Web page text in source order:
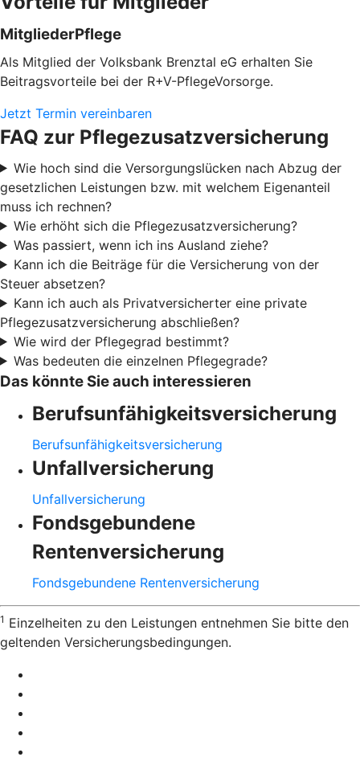
MitgliederPflege
Als Mitglied der Volksbank Brenztal eG erhalten Sie
Beitragsvorteile bei der R+V-PflegeVorsorge.
Jetzt Termin vereinbaren
FAQ zur Pflegezusatzversicherung
Wie hoch sind die Versorgungslücken nach Abzug der
gesetzlichen Leistungen bzw. mit welchem Eigenanteil
muss ich rechnen?
Wie erhöht sich die Pflegezusatzversicherung?
Was passiert, wenn ich ins Ausland ziehe?
Kann ich die Beiträge für die Versicherung von der
Steuer absetzen?
Kann ich auch als Privatversicherter eine private
Pflegezusatzversicherung abschließen?
Wie wird der Pflegegrad bestimmt?
Was bedeuten die einzelnen Pflegegrade?
Das könnte Sie auch interessieren
Berufsunfähigkeitsversicherung
Berufsunfähigkeitsversicherung
Unfallversicherung
Unfallversicherung
Fondsgebundene
Rentenversicherung
Fondsgebundene Rentenversicherung
1 Einzelheiten zu den Leistungen entnehmen Sie bitte den
geltenden Versicherungsbedingungen.